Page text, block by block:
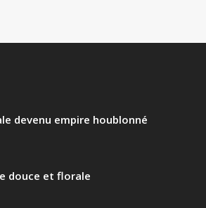
devenu empire houblonné
douce et florale